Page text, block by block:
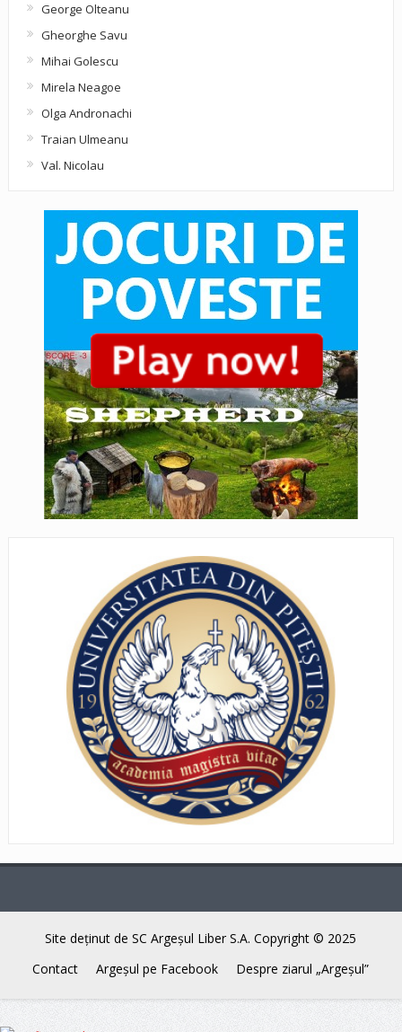
George Olteanu
Gheorghe Savu
Mihai Golescu
Mirela Neagoe
Olga Andronachi
Traian Ulmeanu
Val. Nicolau
Site deţinut de SC Argeşul Liber S.A. Copyright © 2025
Contact
Argeşul pe Facebook Despre ziarul „Argeşul”